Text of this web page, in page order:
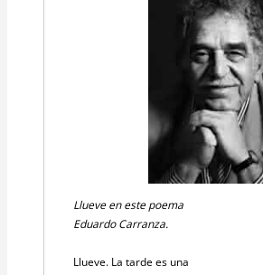
Llueve en este poema
Eduardo Carranza.
Llueve. La tarde es una